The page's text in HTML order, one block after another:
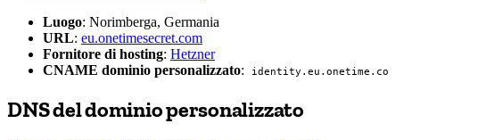
Luogo: Norimberga, Germania
URL: eu.onetimesecret.com
Fornitore di hosting: Hetzner
CNAME dominio personalizzato: identity.eu.onetime.co
DNS del dominio personalizzato